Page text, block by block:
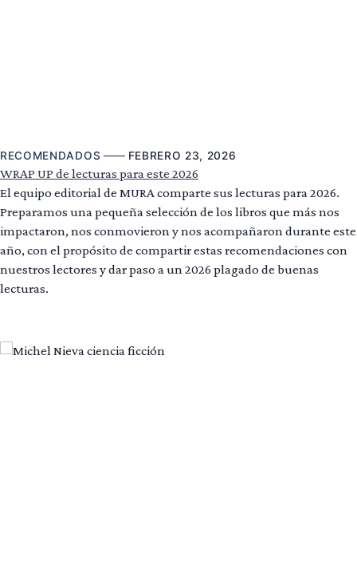
RECOMENDADOS FEBRERO 23, 2026
WRAP UP de lecturas para este 2026
El equipo editorial de MURA comparte sus lecturas para 2026.
Preparamos una pequeña selección de los libros que más nos
impactaron, nos conmovieron y nos acompañaron durante este
año, con el propósito de compartir estas recomendaciones con
nuestros lectores y dar paso a un 2026 plagado de buenas
lecturas.